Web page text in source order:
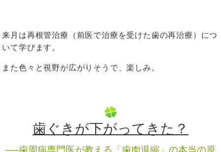
来月は再根管治療（前医で治療を受けた歯の再治療）につ
いて学びます。
また色々と視野が広がりそうで、楽しみ。
歯ぐきが下がってきた？